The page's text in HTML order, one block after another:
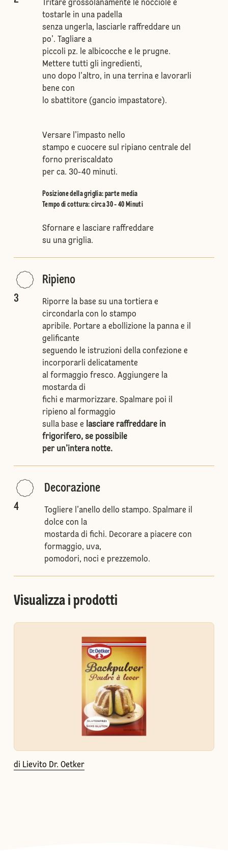
Tritare grossolanamente le nocciole e
tostarle in una padella
senza ungerla, lasciarle raffreddare un
po’. Tagliare a
piccoli pz. le albicocche e le prugne.
Mettere tutti gli ingredienti,
uno dopo l’altro, in una terrina e lavorarli
bene con
lo sbattitore (gancio impastatore).
Versare l’impasto nello
stampo e cuocere sul ripiano centrale del
forno preriscaldato
per ca. 30-40 minuti.
Posizione della griglia: parte media
Tempo di cottura: circa 30 - 40 Minuti
Sfornare e lasciare raffreddare
su una griglia.
3
Ripieno
Riporre la base su una tortiera e
circondarla con lo stampo
apribile. Portare a ebollizione la panna e il
gelificante
seguendo le istruzioni della confezione e
incorporarli delicatamente
al formaggio fresco. Aggiungere la
mostarda di
fichi e marmorizzare. Spalmare poi il
ripieno al formaggio
sulla base e lasciare raffreddare in
frigorifero, se possibile
per un’intera notte.
4
Decorazione
Togliere l’anello dello stampo. Spalmare il
dolce con la
mostarda di fichi. Decorare a piacere con
formaggio, uva,
pomodori, noci e prezzemolo.
Visualizza i prodotti
di Lievito Dr. Oetker